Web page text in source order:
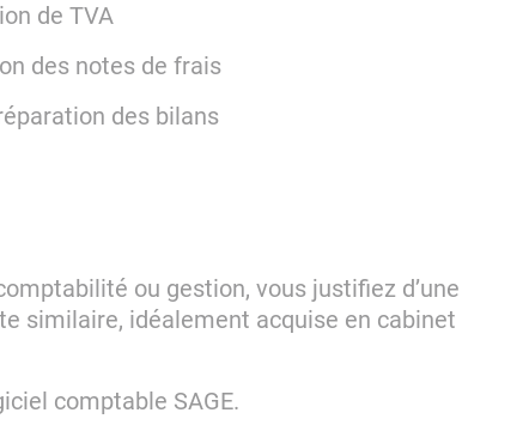
de TVA
des notes de frais
des bilans
ou gestion, vous justifiez d’une
similaire, idéalement acquise en cabinet
comptable SAGE.